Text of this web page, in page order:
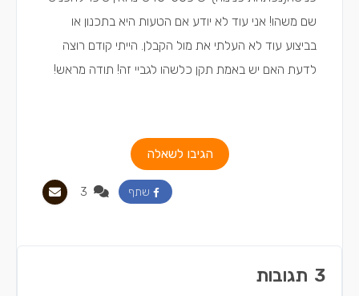
שם משהו! אני עוד לא יודע אם הטעות היא בתכנון או
בביצוע עוד לא העלתי את מול הקבלן. הייתי קודם רוצה
לדעת האם יש באמת תקן כלשהו לגביי זה! תודה מראש!
הגיבו לשאלה
שתף
3 תגובות